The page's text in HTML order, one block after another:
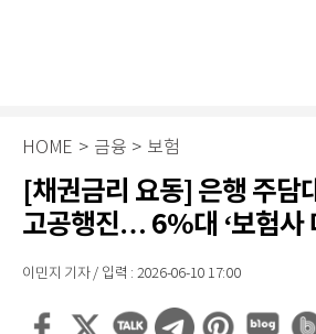
HOME > 금융 > 보험
[채권금리 요동] 은행 주담
고공행진… 6%대 ‘보험사
이민지 기자 / 입력 : 2026-06-10 17:00